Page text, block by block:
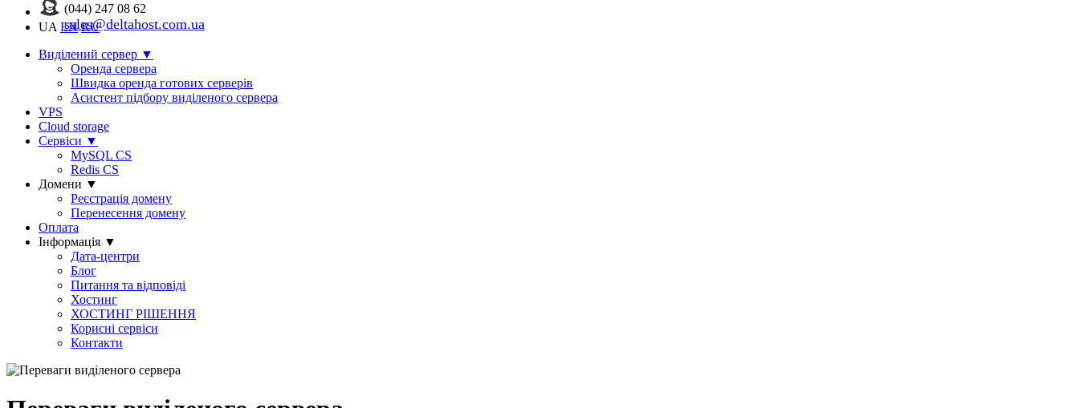
(044) 247 08 62
sales@deltahost.com.ua
UA EN RU
Виділений сервер ▼
Оренда сервера
Швидка оренда готових серверів
Асистент підбору виділеного сервера
VPS
Cloud storage
Сервіси ▼
MySQL CS
Redis CS
Домени ▼
Реєстрація домену
Перенесення домену
Оплата
Інформація ▼
Дата-центри
Блог
Питання та відповіді
Хостинг
ХОСТИНГ РІШЕННЯ
Корисні сервіси
Контакти